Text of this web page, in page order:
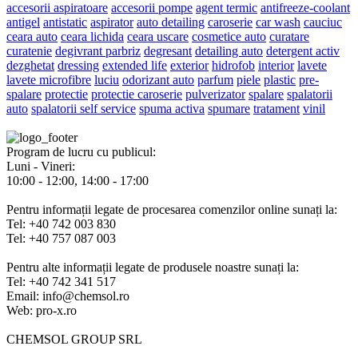
accesorii aspiratoare accesorii pompe agent termic antifreeze-coolant
antigel antistatic aspirator auto detailing caroserie car wash cauciuc
ceara auto ceara lichida ceara uscare cosmetice auto curatare
curatenie degivrant parbriz degresant detailing auto detergent activ
dezghetat dressing extended life exterior hidrofob interior lavete
lavete microfibre luciu odorizant auto parfum piele plastic pre-
spalare protectie protectie caroserie pulverizator spalare spalatorii
auto spalatorii self service spuma activa spumare tratament vinil
Program de lucru cu publicul:
Luni - Vineri:
10:00 - 12:00, 14:00 - 17:00
Pentru informații legate de procesarea comenzilor online sunați la:
Tel: +40 742 003 830
Tel: +40 757 087 003
Pentru alte informații legate de produsele noastre sunați la:
Tel: +40 742 341 517
Email: info@chemsol.ro
Web: pro-x.ro
CHEMSOL GROUP SRL